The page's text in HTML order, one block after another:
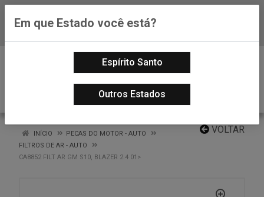
Baixe já nosso APP
VOLTAR
INÍCIO
PECAS DO MOTOR - AUTO
FILTROS DE AR - AUTO
CA8852 FILT AR GM S10, BLAZER 2.4 01>
Em que Estado você está?
Espírito Santo
Outros Estados